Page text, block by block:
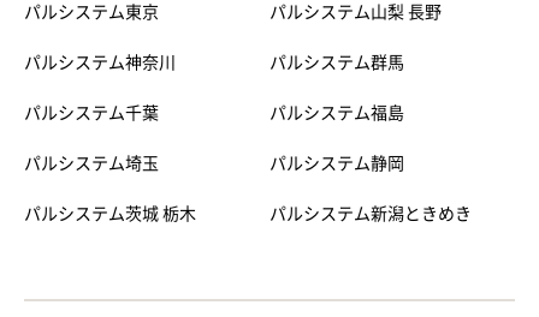
パルシステム東京
パルシステム神奈川
パルシステム千葉
パルシステム埼玉
パルシステム茨城 栃木
パルシステム山梨 長野
パルシステム群馬
パルシステム福島
パルシステム静岡
パルシステム新潟ときめき